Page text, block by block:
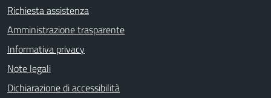
Richiesta assistenza
Amministrazione trasparente
Informativa privacy
Note legali
Dichiarazione di accessibilità